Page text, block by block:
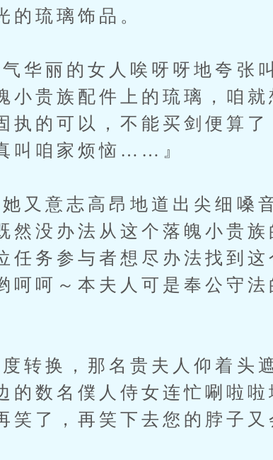
的琉璃饰品。
丽的女人唉呀呀地夸张
小贵族配件上的琉璃，咱
执的可以，不能买剑便算
叫咱家烦恼……』
意志高昂地道出尖细嗓
然没办法从这个落魄小贵族
任务参与者想尽办法找到
呵呵～本夫人可是奉公守
换，那名贵夫人仰着头
的数名僕人侍女连忙唰啦啦
笑了，再笑下去您的脖子又